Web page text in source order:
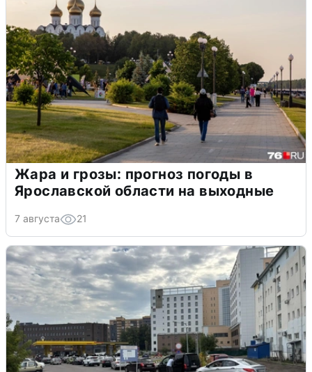
Жара и грозы: прогноз погоды в
Ярославской области на выходные
7 августа 21